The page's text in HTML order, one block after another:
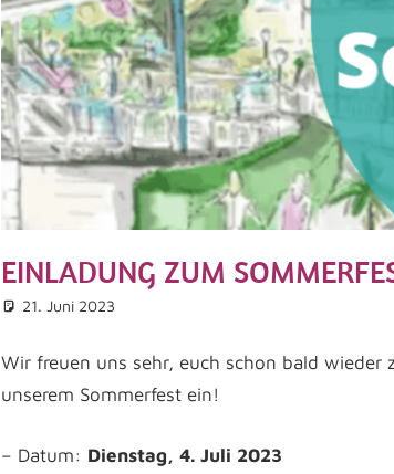
EINLADUNG ZUM
21. Juni 2023
Wir freuen uns sehr, euch schon bald wieder
unserem Sommerfest ein!
– Datum: Dienstag, 4. Juli 2023